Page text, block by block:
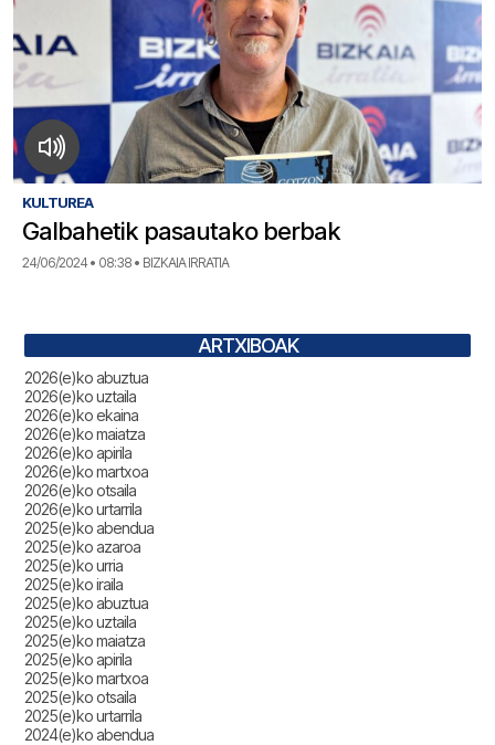
KULTUREA
Galbahetik pasautako berbak
24/06/2024 • 08:38 • BIZKAIA IRRATIA
ARTXIBOAK
2026(e)ko abuztua
2026(e)ko uztaila
2026(e)ko ekaina
2026(e)ko maiatza
2026(e)ko apirila
2026(e)ko martxoa
2026(e)ko otsaila
2026(e)ko urtarrila
2025(e)ko abendua
2025(e)ko azaroa
2025(e)ko urria
2025(e)ko iraila
2025(e)ko abuztua
2025(e)ko uztaila
2025(e)ko maiatza
2025(e)ko apirila
2025(e)ko martxoa
2025(e)ko otsaila
2025(e)ko urtarrila
2024(e)ko abendua